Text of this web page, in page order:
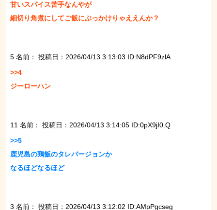
甘いスパイス苦手なんやが
細切り角煮にしてご飯にぶっかけりゃええんか？
5 名前：
投稿日：2026/04/13 3:13:03 ID:N8dPF9zlA
>>4
ジーローハン
11 名前：
投稿日：2026/04/13 3:14:05 ID:0pX9jI0.Q
>>5
鹿児島の鶏飯のタレバージョンか
なるほどなるほど
3 名前： 投稿日：2026/04/13 3:12:02 ID:AMpPgcseg